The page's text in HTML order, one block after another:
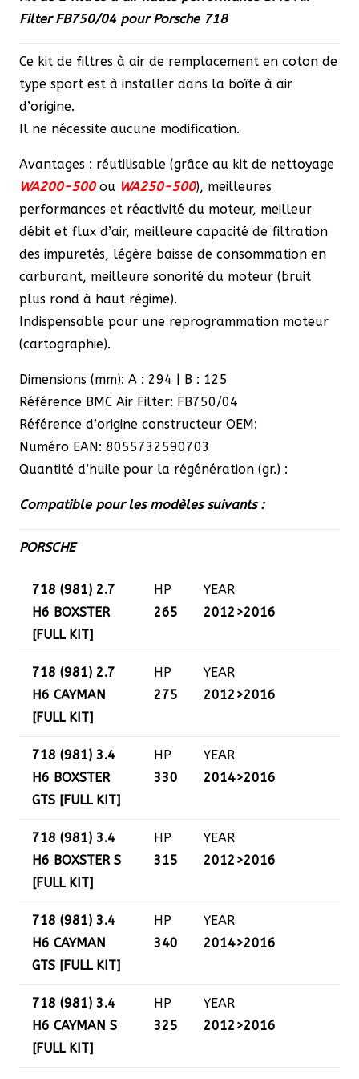
était :
est :
Filter FB750/04 pour Porsche 718
Ce kit de filtres à air de remplacement en coton de
type sport est à installer dans la boîte à air
d’origine.
Il ne nécessite aucune modification.
Avantages : réutilisable (grâce au kit de nettoyage
WA200-500ou WA250-500), meilleures
performances et réactivité du moteur, meilleur
débit et flux d’air, meilleure capacité de filtration
des impuretés, légère baisse de consommation en
carburant, meilleure sonorité du moteur (bruit
plus rond à haut régime).
Indispensable pour une reprogrammation moteur
(cartographie).
Dimensions (mm): A : 294 | B : 125
Référence BMC Air Filter: FB750/04
Référence d’origine constructeur OEM:
Numéro EAN: 8055732590703
Quantité d’huile pour la régénération (gr.) :
Compatible pour les modèles suivants :
PORSCHE
718 (981) 2.7
H6 BOXSTER
[FULL KIT]
HP
265
YEAR
2012>2016
718 (981) 2.7
H6 CAYMAN
[FULL KIT]
HP
275
YEAR
2012>2016
718 (981) 3.4
H6 BOXSTER
GTS [FULL KIT]
HP
330
YEAR
2014>2016
718 (981) 3.4
H6 BOXSTER S
[FULL KIT]
HP
315
YEAR
2012>2016
718 (981) 3.4
H6 CAYMAN
GTS [FULL KIT]
HP
340
YEAR
2014>2016
718 (981) 3.4
H6 CAYMAN S
[FULL KIT]
HP
325
YEAR
2012>2016